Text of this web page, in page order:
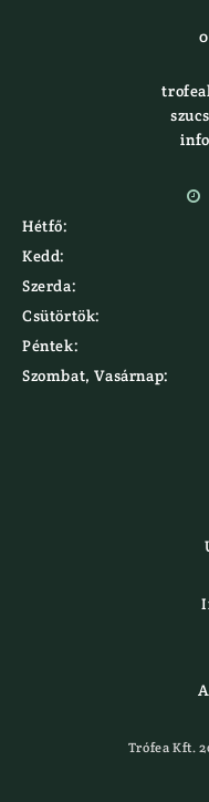

Hétfő:
Kedd:
Szerda:
Csütörtök:
Péntek:
Szombat, Vasárnap:
Trófea Kft.